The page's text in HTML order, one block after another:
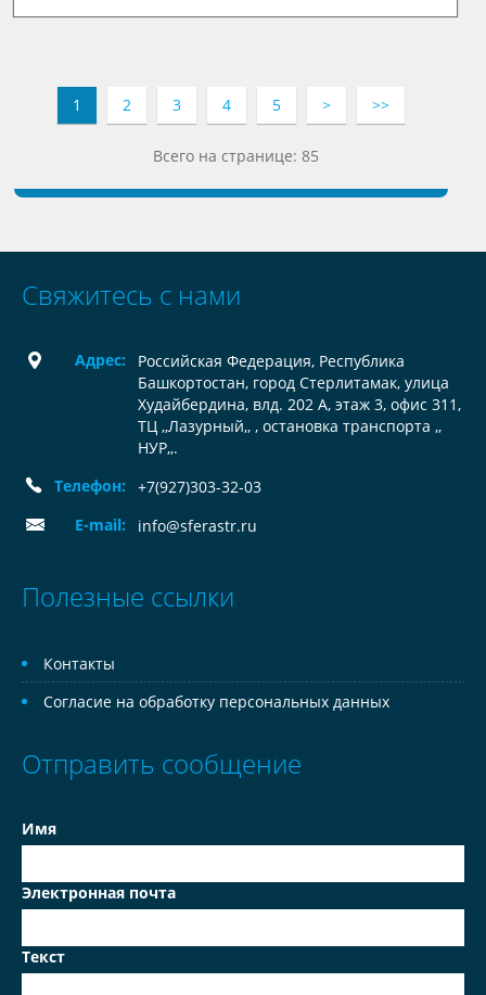
1 2 3 4 5 > >>
Всего на странице: 85
Свяжитесь с нами
Адрес:
Российская Федерация, Республика
Башкортостан, город Стерлитамак, улица
Худайбердина, влд. 202 А, этаж 3, офис 311,
ТЦ ,,Лазурный,, , остановка транспорта ,,
НУР,,.
Телефон:
+7(927)303-32-03
E-mail:
info@sferastr.ru
Полезные ссылки
Контакты
Согласие на обработку персональных данных
Отправить сообщение
Имя
Электронная почта
Текст